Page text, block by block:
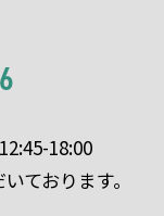
18:00
ております。